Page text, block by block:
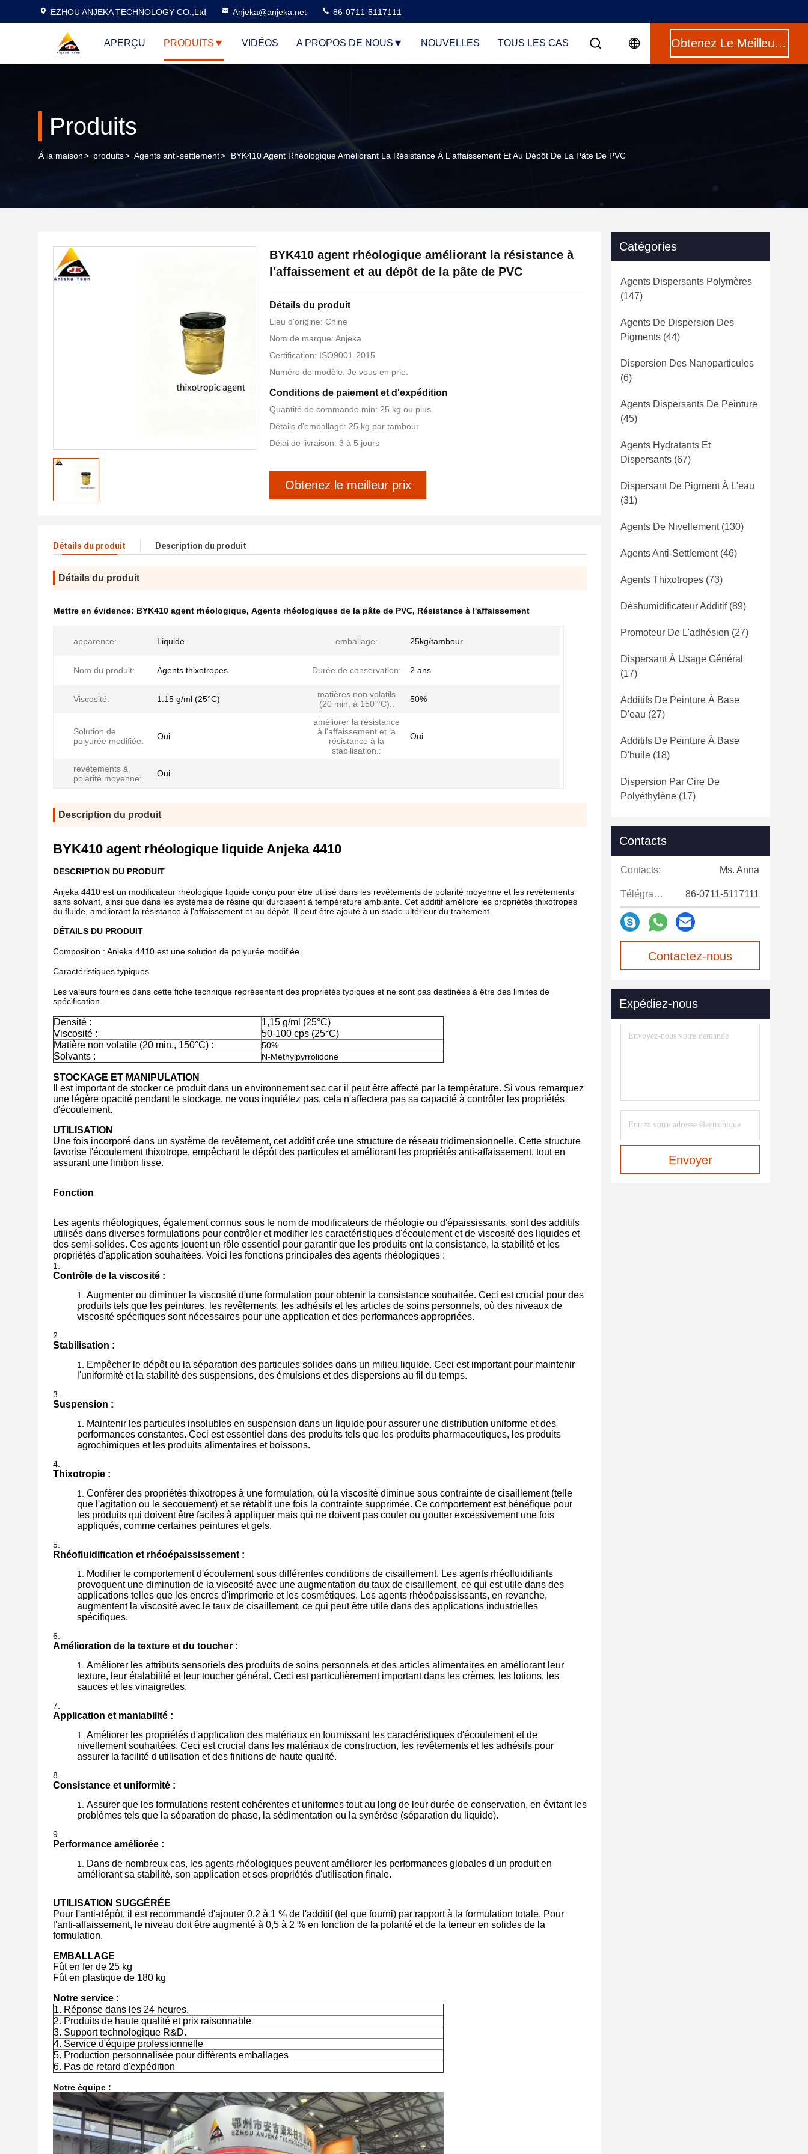
EZHOU ANJEKA TECHNOLOGY CO.,Ltd Anjeka@anjeka.net 86-0711-5117111
APERÇU PRODUITS VIDÉOS A PROPOS DE NOUS NOUVELLES TOUS LES CAS Obtenez Le Meilleur Prix
Produits
À la maison> produits> Agents anti-settlement> BYK410 Agent Rhéologique Améliorant La Résistance À L'affaissement Et Au Dépôt De La Pâte De PVC
BYK410 agent rhéologique améliorant la résistance à
l'affaissement et au dépôt de la pâte de PVC
Détails du produit
Lieu d'origine: Chine
Nom de marque: Anjeka
Certification: ISO9001-2015
Numéro de modèle: Je vous en prie.
Conditions de paiement et d'expédition
Quantité de commande min: 25 kg ou plus
Détails d'emballage: 25 kg par tambour
Délai de livraison: 3 à 5 jours
Obtenez le meilleur prix
Détails du produit Description du produit
Détails du produit
Mettre en évidence: BYK410 agent rhéologique, Agents rhéologiques de la pâte de PVC, Résistance à l'affaissement
apparence: Liquide emballage: 25kg/tambour
Nom du produit: Agents thixotropes Durée de conservation: 2 ans
Viscosité: 1.15 g/ml (25°C)
matières non volatils
(20 min, à 150 °C)::
50%
Solution de
polyurée modifiée:
Oui
améliorer la résistance
à l'affaissement et la
résistance à la
stabilisation.:
Oui
revêtements à
polarité moyenne:
Oui
Description du produit
BYK410 agent rhéologique liquide Anjeka 4410
DESCRIPTION DU PRODUIT
Anjeka 4410 est un modificateur rhéologique liquide conçu pour être utilisé dans les revêtements de polarité moyenne et les revêtements
sans solvant, ainsi que dans les systèmes de résine qui durcissent à température ambiante. Cet additif améliore les propriétés thixotropes
du fluide, améliorant la résistance à l'affaissement et au dépôt. Il peut être ajouté à un stade ultérieur du traitement.
DÉTAILS DU PRODUIT
Composition : Anjeka 4410 est une solution de polyurée modifiée.
Caractéristiques typiques
Les valeurs fournies dans cette fiche technique représentent des propriétés typiques et ne sont pas destinées à être des limites de
spécification.
Densité :
1,15 g/ml (25°C)
Viscosité :
50-100 cps (25°C)
Matière non volatile (20 min., 150°C) :
50%
Solvants : N-Méthylpyrrolidone
STOCKAGE ET MANIPULATION
Il est important de stocker ce produit dans un environnement sec car il peut être affecté par la température. Si vous remarquez
une légère opacité pendant le stockage, ne vous inquiétez pas, cela n'affectera pas sa capacité à contrôler les propriétés
d'écoulement.
UTILISATION
Une fois incorporé dans un système de revêtement, cet additif crée une structure de réseau tridimensionnelle. Cette structure
favorise l'écoulement thixotrope, empêchant le dépôt des particules et améliorant les propriétés anti-affaissement, tout en
assurant une finition lisse.
Fonction
Les agents rhéologiques, également connus sous le nom de modificateurs de rhéologie ou d'épaississants, sont des additifs
utilisés dans diverses formulations pour contrôler et modifier les caractéristiques d'écoulement et de viscosité des liquides et
des semi-solides. Ces agents jouent un rôle essentiel pour garantir que les produits ont la consistance, la stabilité et les
propriétés d'application souhaitées. Voici les fonctions principales des agents rhéologiques :
Contrôle de la viscosité :
Augmenter ou diminuer la viscosité d'une formulation pour obtenir la consistance souhaitée. Ceci est crucial pour des
produits tels que les peintures, les revêtements, les adhésifs et les articles de soins personnels, où des niveaux de
viscosité spécifiques sont nécessaires pour une application et des performances appropriées.
Stabilisation :
Empêcher le dépôt ou la séparation des particules solides dans un milieu liquide. Ceci est important pour maintenir
l'uniformité et la stabilité des suspensions, des émulsions et des dispersions au fil du temps.
Suspension :
Maintenir les particules insolubles en suspension dans un liquide pour assurer une distribution uniforme et des
performances constantes. Ceci est essentiel dans des produits tels que les produits pharmaceutiques, les produits
agrochimiques et les produits alimentaires et boissons.
Thixotropie :
Conférer des propriétés thixotropes à une formulation, où la viscosité diminue sous contrainte de cisaillement (telle
que l'agitation ou le secouement) et se rétablit une fois la contrainte supprimée. Ce comportement est bénéfique pour
les produits qui doivent être faciles à appliquer mais qui ne doivent pas couler ou goutter excessivement une fois
appliqués, comme certaines peintures et gels.
Rhéofluidification et rhéoépaississement :
Modifier le comportement d'écoulement sous différentes conditions de cisaillement. Les agents rhéofluidifiants
provoquent une diminution de la viscosité avec une augmentation du taux de cisaillement, ce qui est utile dans des
applications telles que les encres d'imprimerie et les cosmétiques. Les agents rhéoépaississants, en revanche,
augmentent la viscosité avec le taux de cisaillement, ce qui peut être utile dans des applications industrielles
spécifiques.
Amélioration de la texture et du toucher :
Améliorer les attributs sensoriels des produits de soins personnels et des articles alimentaires en améliorant leur
texture, leur étalabilité et leur toucher général. Ceci est particulièrement important dans les crèmes, les lotions, les
sauces et les vinaigrettes.
Application et maniabilité :
Améliorer les propriétés d'application des matériaux en fournissant les caractéristiques d'écoulement et de
nivellement souhaitées. Ceci est crucial dans les matériaux de construction, les revêtements et les adhésifs pour
assurer la facilité d'utilisation et des finitions de haute qualité.
Consistance et uniformité :
Assurer que les formulations restent cohérentes et uniformes tout au long de leur durée de conservation, en évitant les
problèmes tels que la séparation de phase, la sédimentation ou la synérèse (séparation du liquide).
Performance améliorée :
Dans de nombreux cas, les agents rhéologiques peuvent améliorer les performances globales d'un produit en
améliorant sa stabilité, son application et ses propriétés d'utilisation finale.
UTILISATION SUGGÉRÉE
Pour l'anti-dépôt, il est recommandé d'ajouter 0,2 à 1 % de l'additif (tel que fourni) par rapport à la formulation totale. Pour
l'anti-affaissement, le niveau doit être augmenté à 0,5 à 2 % en fonction de la polarité et de la teneur en solides de la
formulation.
EMBALLAGE
Fût en fer de 25 kg
Fût en plastique de 180 kg
Notre service :
1. Réponse dans les 24 heures.
2. Produits de haute qualité et prix raisonnable
3. Support technologique R&D.
4. Service d'équipe professionnelle
5. Production personnalisée pour différents emballages
6. Pas de retard d'expédition
Notre équipe :
Catégories
Agents Dispersants Polymères
(147)
Agents De Dispersion Des
Pigments (44)
Dispersion Des Nanoparticules
(6)
Agents Dispersants De Peinture
(45)
Agents Hydratants Et
Dispersants (67)
Dispersant De Pigment À L'eau
(31)
Agents De Nivellement(130)
Agents Anti-Settlement(46)
Agents Thixotropes (73)
Déshumidificateur Additif(89)
Promoteur De L'adhésion (27)
Dispersant À Usage Général
(17)
Additifs De Peinture À Base
D'eau (27)
Additifs De Peinture À Base
D'huile (18)
Dispersion Par Cire De
Polyéthylène (17)
Contacts
Contacts: Ms. Anna
Télégramme: 86-0711-5117111
Contactez-nous
Expédiez-nous
Envoyer